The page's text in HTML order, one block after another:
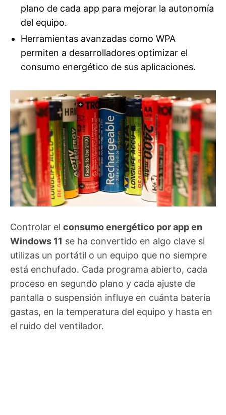
plano de cada app para mejorar la autonomía
del equipo.
Herramientas avanzadas como WPA
permiten a desarrolladores optimizar el
consumo energético de sus aplicaciones.
Controlar el consumo energético por app en
Windows 11 se ha convertido en algo clave si
utilizas un portátil o un equipo que no siempre
está enchufado. Cada programa abierto, cada
proceso en segundo plano y cada ajuste de
pantalla o suspensión influye en cuánta batería
gastas, en la temperatura del equipo y hasta en
el ruido del ventilador.